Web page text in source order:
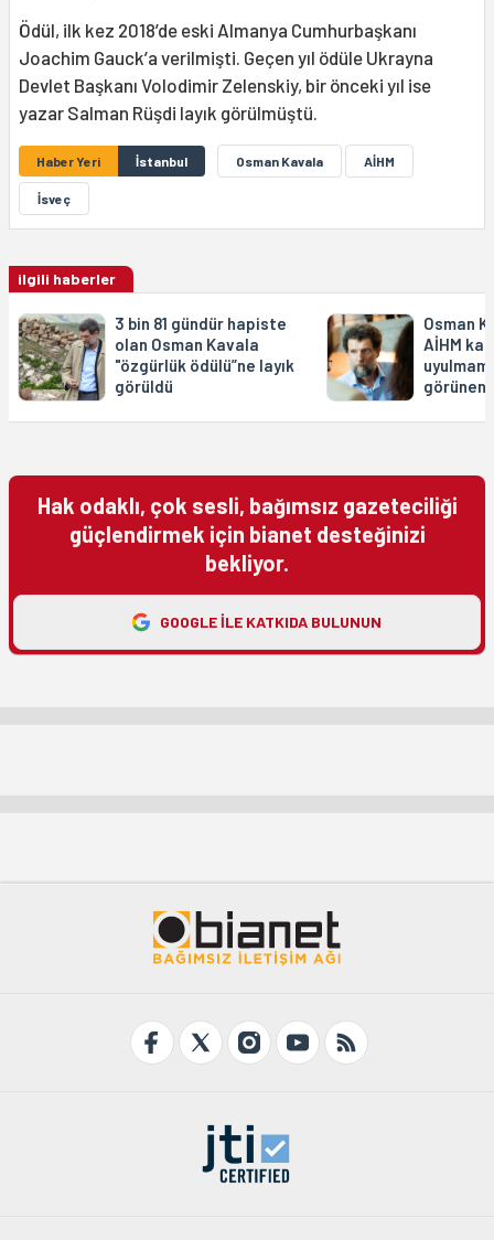
Ödül, ilk kez 2018’de eski Almanya Cumhurbaşkanı
Joachim Gauck’a verilmişti. Geçen yıl ödüle Ukrayna
Devlet Başkanı Volodimir Zelenskiy, bir önceki yıl ise
yazar Salman Rüşdi layık görülmüştü.
Haber Yeri İstanbul Osman Kavala AİHM
İsveç
ilgili haberler
3 bin 81 gündür hapiste
olan Osman Kavala
"özgürlük ödülü”ne layık
görüldü
Osman
AİHM
görünen
Hak odaklı, çok sesli, bağımsız gazeteciliği
güçlendirmek için bianet desteğinizi
bekliyor.
GOOGLE ILE KATKIDA BULUNUN